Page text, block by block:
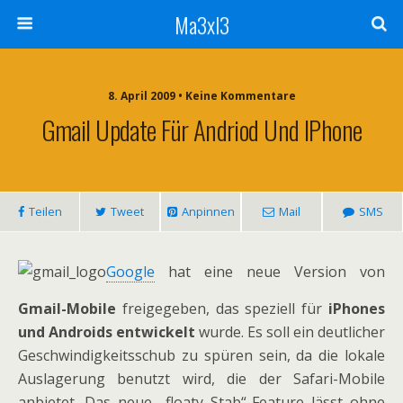
Ma3xl3
8. April 2009 • Keine Kommentare
Gmail Update Für Andriod Und IPhone
Teilen Tweet Anpinnen Mail SMS
Google hat eine neue Version von
Gmail-Mobile freigegeben, das speziell für iPhones
und Androids entwickelt wurde. Es soll ein deutlicher
Geschwindigkeitsschub zu spüren sein, da die lokale
Auslagerung benutzt wird, die der Safari-Mobile